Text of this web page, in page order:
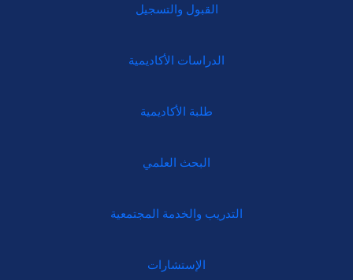
القبول والتسجيل
الدراسات الأكاديمية
طلبة الأكاديمية
البحث العلمي
التدريب والخدمة المجتمعية
الإستشارات